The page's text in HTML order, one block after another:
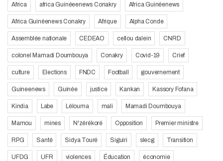
Africa africa Guinéeenews Conakry Africa Guinéenews
Africa Guinéenews Conakry Afrique Alpha Conde
Assemblée nationale CEDEAO cellou dalein CNRD
colonel Mamadi Doumbouya Conakry Covid-19 Crief
culture Elections FNDC Football gouvernement
Guineenews Guinée justice Kankan Kassory Fofana
Kindia Labe Lélouma mali Mamadi Doumbouya
Mamou mines N'zérékoré Opposition Premier ministre
RPG Santé Sidya Touré Siguiri slecg Transition
UFDG UFR violences Éducation économie